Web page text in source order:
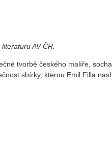
AV ČR.
tvorbě českého malíře,
sbírky, kterou Emil Filla